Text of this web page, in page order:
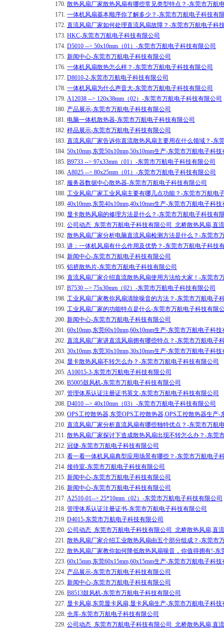
170. 散热风扇厂家散热风扇有哪些常见类型特点？-东莞市万航
171. 一体机风扇基本顺序你了解多少？-东莞市万航电子科技有
172. 直流风扇厂家如何处理直流风扇故障？-东莞市万航电子科
173. HKC-东莞市万航电子科技有限公司
174. D5010 --> 50x10mm（01）-东莞市万航电子科技有限公司
175. 新闻中心-东莞市万航电子科技有限公司
176. 一体机风扇散热怎么样？-东莞市万航电子科技有限公司
177. D8010-2-东莞市万航电子科技有限公司
178. 一体机风扇为什么声音大-东莞市万航电子科技有限公司
179. A12038 --> 120x38mm（02）-东莞市万航电子科技有限公司
180. 产品展示-东莞市万航电子科技有限公司
181. 电脑一体机散热器-东莞市万航电子科技有限公司
182. 样品展示-东莞市万航电子科技有限公司
183. 直流风扇厂家告诉你直流散热风扇主要用在什么领域？-东
184. 50x10mm,东莞50x10mm,50x10mm生产-东莞市万航电子科
185. B9733 --> 97x33mm（01）-东莞市万航电子科技有限公司
186. A8025 --> 80x25mm（01）-东莞市万航电子科技有限公司
187. 服务器数据中心散热器-东莞市万航电子科技有限公司
188. 工业风扇厂家工业风扇主要有哪几点功能？-东莞市万航电
189. 40x10mm,东莞40x10mm,40x10mm生产-东莞市万航电子科
190. 显卡散热风扇的修理方法是什么？-东莞市万航电子科技有
191. 公司动态_东莞市万航电子科技有限公司_北桥散热风扇,直
192. 散热风扇厂家分析电脑直流风扇检测方法是什么？-东莞市
193. 讲：一体机风扇有什么作用及优势？-东莞市万航电子科技
194. 新闻中心-东莞市万航电子科技有限公司
195. 铝挤散热片-东莞市万航电子科技有限公司
196. 直流风扇厂家介绍直流散热风扇使用方法给大家！-东莞市
197. B7530 --> 75x30mm（02）-东莞市万航电子科技有限公司
198. 工业风扇厂家教你风扇清除噪音的方法？-东莞市万航电子
199. 工业风扇厂家的功能特点是什么-东莞市万航电子科技有限
200. 新闻中心-东莞市万航电子科技有限公司
201. 60x10mm,东莞60x10mm,60x10mm生产-东莞市万航电子科
202. 直流风扇厂家讲直流风扇拥有哪些特点？-东莞市万航电子
203. 30x10mm,东莞30x10mm,30x10mm生产-东莞市万航电子科
204. 显卡散热风扇不转怎么办？-东莞市万航电子科技有限公司
205. A10015-3-东莞市万航电子科技有限公司
206. B5005鼓风机-东莞市万航电子科技有限公司
207. 管理体系认证注册证书英文-东莞市万航电子科技有限公司
208. D4010 --> 40x10mm（03）-东莞市万航电子科技有限公司
209. OPS工控散热器,东莞OPS工控散热器,OPS工控散热器生产
210. 直流风扇厂家分析直流风扇有哪些独特优点？-东莞市万航
211. 散热风扇厂家探讨下造成散热风扇出现不转怎么办？-东莞
212. 冠捷-东莞市万航电子科技有限公司
213. 看一看一体机风扇典型应用场景有哪些？-东莞市万航电子
214. 接待室-东莞市万航电子科技有限公司
215. 新闻中心-东莞市万航电子科技有限公司
216. 新闻中心-东莞市万航电子科技有限公司
217. A2510-01--> 25*10mm（02）-东莞市万航电子科技有限公司
218. 管理体系认证注册证书-东莞市万航电子科技有限公司
219. D4015-东莞市万航电子科技有限公司
220. 公司动态_东莞市万航电子科技有限公司_北桥散热风扇,直
221. 散热风扇厂家介绍工业散热风扇由五个部分组成？-东莞市
222. 散热风扇厂家教你如何降低散热风扇噪音，你值得拥有!-东
223. 60x15mm,东莞60x15mm,60x15mm生产-东莞市万航电子科
224. 产品展示-东莞市万航电子科技有限公司
225. 新闻中心-东莞市万航电子科技有限公司
226. B8513鼓风机-东莞市万航电子科技有限公司
227. 显卡风扇,东莞显卡风扇,显卡风扇生产-东莞市万航电子科技
228. 仓库-东莞市万航电子科技有限公司
229. 公司动态_东莞市万航电子科技有限公司_北桥散热风扇,直